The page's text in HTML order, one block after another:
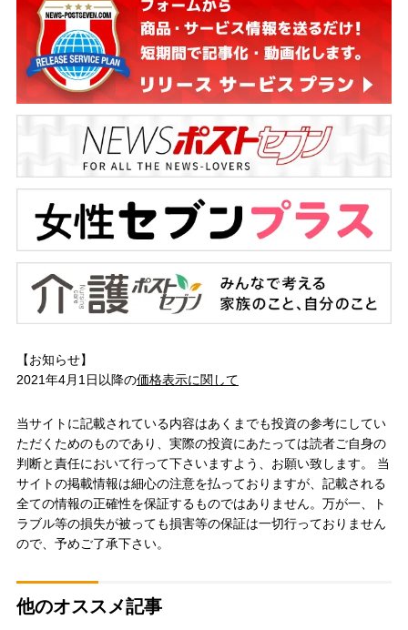
【お知らせ】
2021年4月1日以降の価格表示に関して
当サイトに記載されている内容はあくまでも投資の参考にしてい
ただくためのものであり、実際の投資にあたっては読者ご自身の
判断と責任において行って下さいますよう、お願い致します。 当
サイトの掲載情報は細心の注意を払っておりますが、記載される
全ての情報の正確性を保証するものではありません。万が一、ト
ラブル等の損失が被っても損害等の保証は一切行っておりません
ので、予めご了承下さい。
他のオススメ記事